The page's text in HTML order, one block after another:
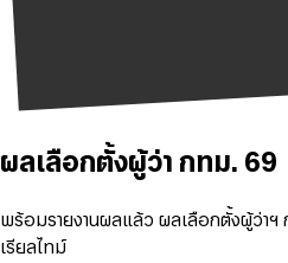
ผลเลือกตั้งผู้ว่า กทม. 69
พร้อมรายงานผลแล้ว ผลเลือกตั้งผู้ว่าฯ
เรียลไทม์